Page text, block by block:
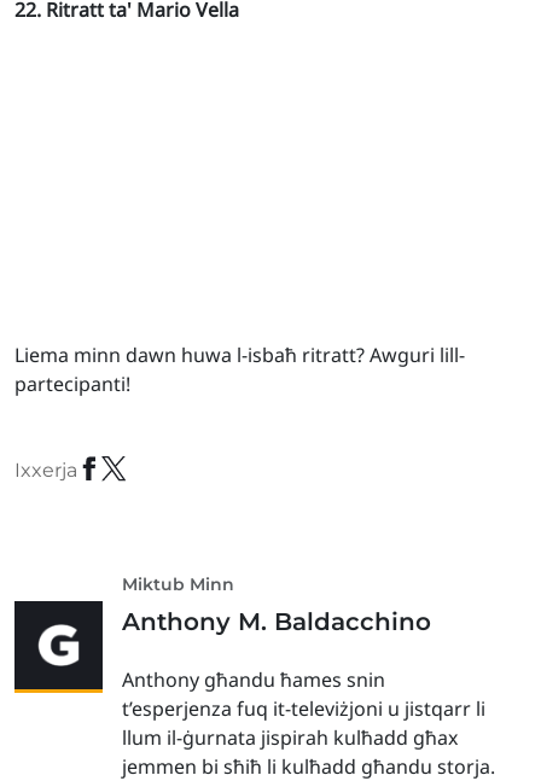
22. Ritratt ta' Mario Vella
Liema minn dawn huwa l-isbaħ ritratt? Awguri lill-
partecipanti!
Ixxerja
Miktub Minn
Anthony M. Baldacchino
Anthony għandu ħames snin
t’esperjenza fuq it-televiżjoni u jistqarr li
llum il-ġurnata jispirah kulħadd għax
jemmen bi sħiħ li kulħadd għandu storja.